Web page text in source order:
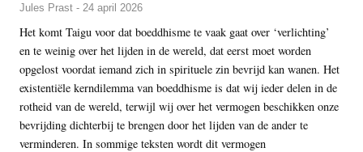
Jules Prast - 24 april 2026
Het komt Taigu voor dat boeddhisme te vaak gaat over ‘verlichting’
en te weinig over het lijden in de wereld, dat eerst moet worden
opgelost voordat iemand zich in spirituele zin bevrijd kan wanen. Het
existentiële kerndilemma van boeddhisme is dat wij ieder delen in de
rotheid van de wereld, terwijl wij over het vermogen beschikken onze
bevrijding dichterbij te brengen door het lijden van de ander te
verminderen. In sommige teksten wordt dit vermogen